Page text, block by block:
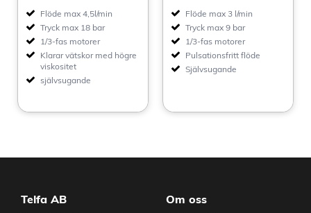
Flöde max 4,5l/min
Tryck max 18 bar
1/3-fas motorer
Klarar vätskor med högre
viskositet
självsugande
Flöde max 3 l/min
Tryck max 9 bar
1/3-fas motorer
Pulsationsfritt flöde
Självsugande
Telfa AB Om oss